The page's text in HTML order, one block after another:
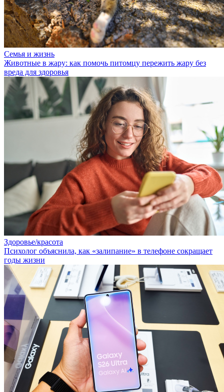
Семья и жизнь
Животные в жару: как помочь питомцу пережить жару без
вреда для здоровья
Здоровье/красота
Психолог объяснила, как «залипание» в телефоне сокращает
годы жизни